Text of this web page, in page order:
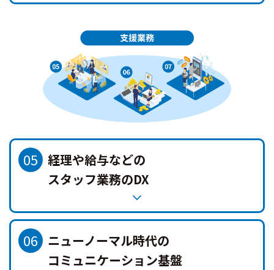
05 経理や給与などの
スタッフ業務のDX
06
ニューノーマル時代の
コミュニケーション基盤